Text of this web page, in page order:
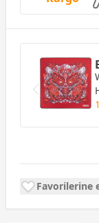
Favorilerine